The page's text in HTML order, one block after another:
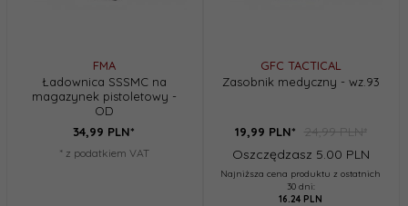
FMA
Ładownica SSSMC na
magazynek pistoletowy -
OD
34,99 PLN*
* z podatkiem VAT
GFC TACTICAL
Zasobnik medyczny - wz.93
19,99 PLN*
24,99 PLN*
Oszczędzasz 5.00 PLN
Najniższa cena produktu z ostatnich
30 dni:
16.24 PLN